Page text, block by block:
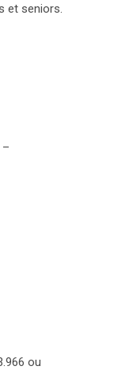
et seniors.
–
ou